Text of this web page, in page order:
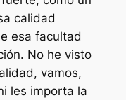
calidad
esa facultad
No he visto
vamos,
les importa la